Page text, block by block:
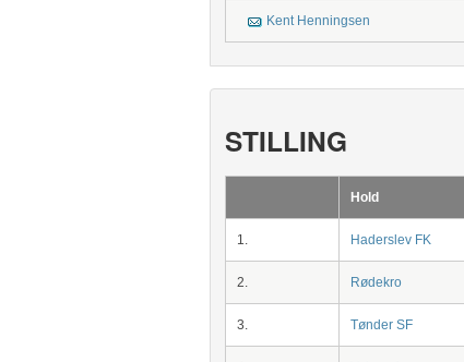
Kent Henningsen
STILLING
Hold
1. Haderslev FK
2. Rødekro
3. Tønder SF